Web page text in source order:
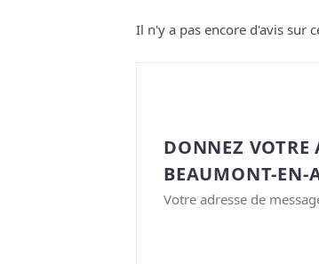
Il n'y a pas encore d'avis sur
DONNEZ VOTRE
BEAUMONT-EN-
Votre adresse de